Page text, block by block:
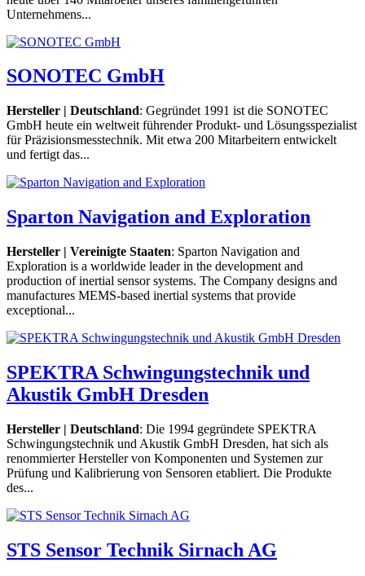
Unternehmens...
SONOTEC GmbH
Hersteller | Deutschland: Gegründet 1991 ist die SONOTEC
GmbH heute ein weltweit führender Produkt- und Lösungsspezialist
für Präzisionsmesstechnik. Mit etwa 200 Mitarbeitern entwickelt
und fertigt das...
Sparton Navigation and Exploration
Hersteller | Vereinigte Staaten: Sparton Navigation and
Exploration is a worldwide leader in the development and
production of inertial sensor systems. The Company designs and
manufactures MEMS-based inertial systems that provide
exceptional...
SPEKTRA Schwingungstechnik und
Akustik GmbH Dresden
Hersteller | Deutschland: Die 1994 gegründete SPEKTRA
Schwingungstechnik und Akustik GmbH Dresden, hat sich als
renommierter Hersteller von Komponenten und Systemen zur
Prüfung und Kalibrierung von Sensoren etabliert. Die Produkte
des...
STS Sensor Technik Sirnach AG